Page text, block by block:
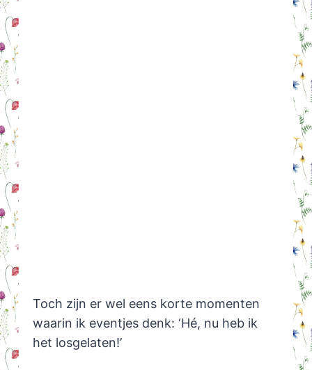
Toch zijn er wel eens korte momenten
waarin ik eventjes denk: ‘Hé, nu heb ik
het losgelaten!’